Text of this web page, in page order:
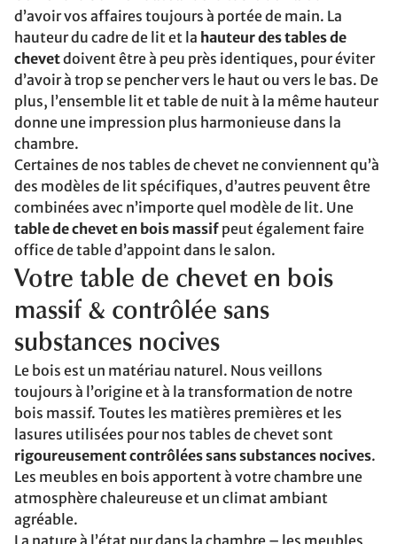
d’avoir vos affaires toujours à portée de main. La
hauteur du cadre de lit et la hauteur des tables de
chevetdoivent être à peu près identiques, pour éviter
d’avoir à trop se pencher vers le haut ou vers le bas. De
plus, l’ensemble lit et table de nuit à la même hauteur
donne une impression plus harmonieuse dans la
chambre.
Certaines de nos tables de chevet ne conviennent qu’à
des modèles de lit spécifiques, d’autres peuvent être
combinées avec n’importe quel modèle de lit. Une
table de chevet en bois massif peut également faire
office de table d’appoint dans le salon.
Votre table de chevet en bois
massif & contrôlée sans
substances nocives
Le bois est un matériau naturel. Nous veillons
toujours à l’origine et à la transformation de notre
bois massif. Toutes les matières premières et les
lasures utilisées pour nos tables de chevet sont
rigoureusement contrôlées sans substances nocives.
Les meubles en bois apportent à votre chambre une
atmosphère chaleureuse et un climat ambiant
agréable.
La nature à l’état pur dans la chambre – les meubles